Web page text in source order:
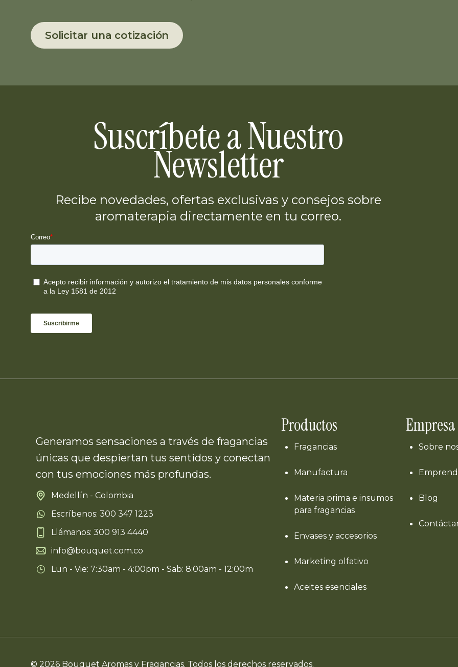
Solicitar una cotización
Suscríbete a Nuestro
Newsletter
Recibe novedades, ofertas exclusivas y consejos sobre
aromaterapia directamente en tu correo.
Generamos sensaciones a través de fragancias
únicas que despiertan tus sentidos y conectan
con tus emociones más profundas.
Medellín - Colombia
Escríbenos: 300 347 1223
Llámanos: 300 913 4440
info@bouquet.com.co
Lun - Vie: 7:30am - 4:00pm - Sab: 8:00am - 12:00m
Productos
Fragancias
Manufactura
Materia prima e insumos
para fragancias
Envases y accesorios
Marketing olfativo
Aceites esenciales
Empresa
Sobre
Blog
© 2026 Bouquet Aromas y Fragancias. Todos los derechos reservados.